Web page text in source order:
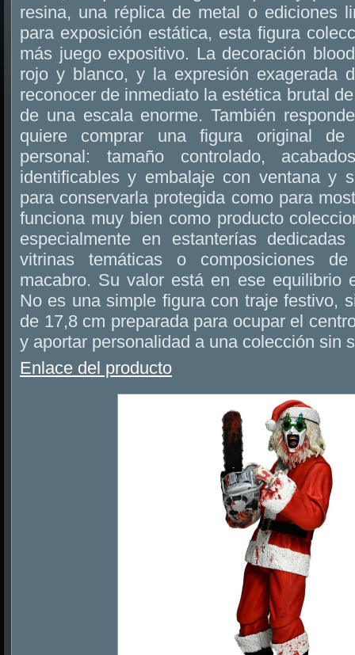
resina, una réplica de metal o ediciones
para exposición estática, esta figura
más juego expositivo. La decoración
rojo y blanco, y la expresión exagerada
reconocer de inmediato la estética brutal
de una escala enorme. También
quiere comprar una figura original de
personal: tamaño controlado,
identificables y embalaje con ventana y
para conservarla protegida como para
funciona muy bien como producto
especialmente en estanterías
vitrinas temáticas o composiciones
macabro. Su valor está en ese equilibrio
No es una simple figura con traje festivo,
de 17,8 cm preparada para ocupar el
y aportar personalidad a una colección sin
Enlace del producto